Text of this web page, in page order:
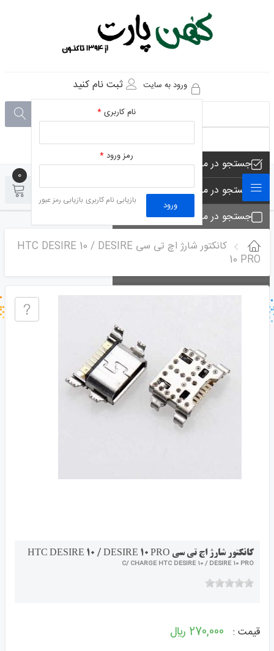
ورود به سایت
نام کاربری*
رمز ورود*
ورود بازیابی نام کاربری بازیابی رمز عبور
ثبت نام کنید
جستجو در مجموعه های فروشگاه
جستجو در محصولات فروشگاه
جستجو در مجموعه ها
جستجو - تماس ها
0
کانکتور شارژ اچ تی سی HTC DESIRE 10 / DESIRE
10 PRO
کانکتور شارژ اچ تی سی HTC DESIRE 10 / DESIRE 10 PRO
C/ CHARGE HTC DESIRE 10 / DESIRE 10 PRO
قیمت : 270,000 ﷼